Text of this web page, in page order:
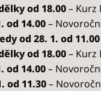
od 18.00– Kurz
od 14.00–
od 28. 1. od
od 18.00– Kurz
od 14.00–
od 11.30–